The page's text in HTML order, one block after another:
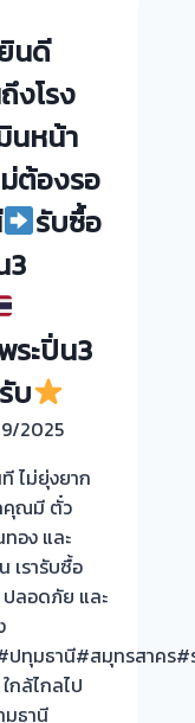
นดี
งโรง
นหน้า
ต้องรอ
รับซื้อ
3
ะปิ่น3
บ
2025
ไม่ยุ่งยาก
คุณมี ตั๋ว
ทอง และ
เรารับซื้อ
ลอดภัย และ
ทุมธานี#สมุทรสาคร#
กล้ไกลไป
ธานี